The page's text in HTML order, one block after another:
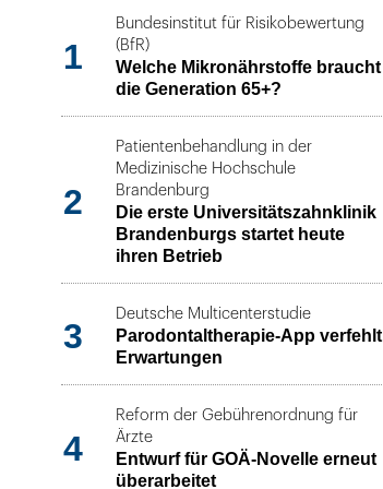
1
Bundesinstitut für Risikobewertung
(BfR)
Welche Mikronährstoffe braucht
die Generation 65+?
2
Patientenbehandlung in der
Medizinische Hochschule
Brandenburg
Die erste Universitätszahnklinik
Brandenburgs startet heute
ihren Betrieb
3
Deutsche Multicenterstudie
Parodontaltherapie-App verfehlt
Erwartungen
4
Reform der Gebührenordnung für
Ärzte
Entwurf für GOÄ-Novelle erneut
überarbeitet